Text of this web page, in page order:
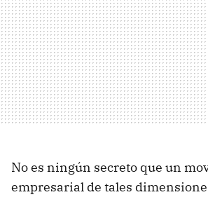
No es ningún secreto que un
empresarial de tales